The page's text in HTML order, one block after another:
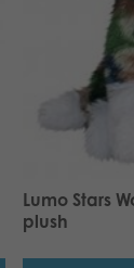
Lumo Stars
plush